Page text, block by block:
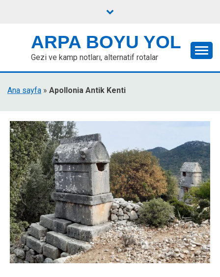
ARPA BOYU YOL
Gezi ve kamp notları, alternatif rotalar
Ana sayfa » Apollonia Antik Kenti